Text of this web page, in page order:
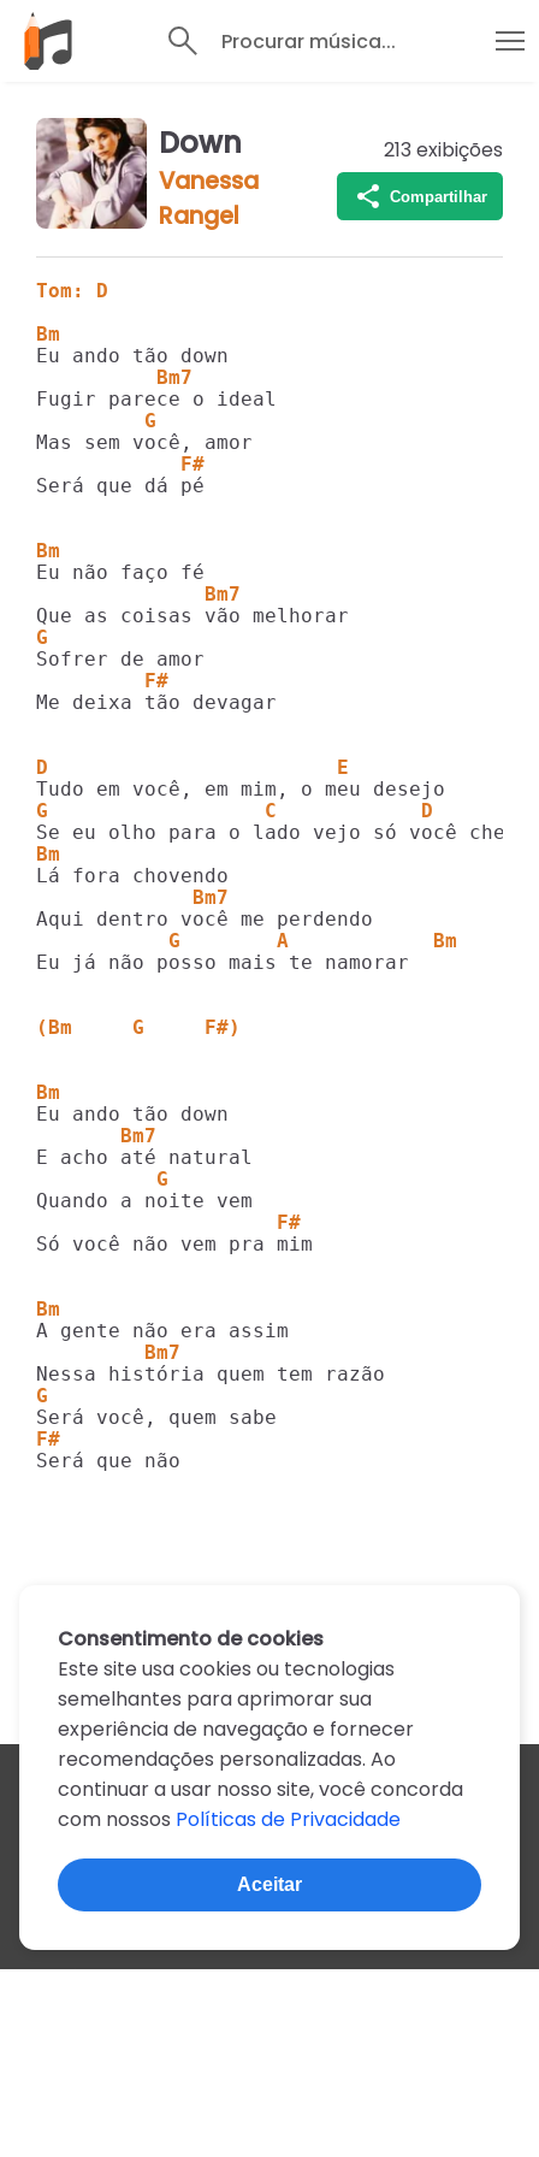
Procurar música...
Down
Vanessa
Rangel
213 exibições
Compartilhar
Tom: D
Bm
          Bm7
         G
            F#
Será que dá pé
Bm
              Bm7
G
         F#
Me deixa tão devagar
D                        E
G                  C            D
Bm
             Bm7
           G        A            Bm
Eu já não posso mais te namorar
(Bm     G     F#)
Bm
       Bm7
          G
                    F#
Só você não vem pra mim
Bm
         Bm7
G
F#
Será que não
Todos os artistas
A
B C D E F G H I J
N
O P Q R S T U V W X
Z
0-9
© 2022, mais de 2 milhões de cifras e letras
Consentimento de cookies
Este site usa cookies ou tecnologias
semelhantes para aprimorar sua
experiência de navegação e fornecer
recomendações personalizadas. Ao
continuar a usar nosso site, você concorda
com nossos Políticas de Privacidade
Aceitar